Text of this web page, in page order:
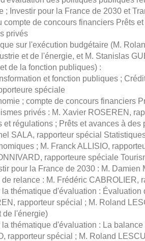
des lois
des lois
orales
débats
; Investir pour la France de 2030 et
compte de concours financiers Prêts
privés
sur l'exécution budgétaire (M.
et de l'énergie, et M. Stanislas
de la fonction publiques) :
et fonction publiques ;
spéciale
; compte de concours financiers
privés : M. Xavier ROSEREN,
et régulations ; Prêts et avances à
SALA, rapporteur spécial
; M. Franck ALLISIO,
rapporteure spéciale
pour la France de 2030 : M. Damien
relance : M. Frédéric CABROLIER,
thématique d'évaluation :
rapporteur spécial ; M. Roland
de l'énergie)
thématique d'évaluation : La
rapporteur spécial ; M. Roland